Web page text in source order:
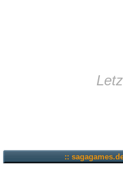
::